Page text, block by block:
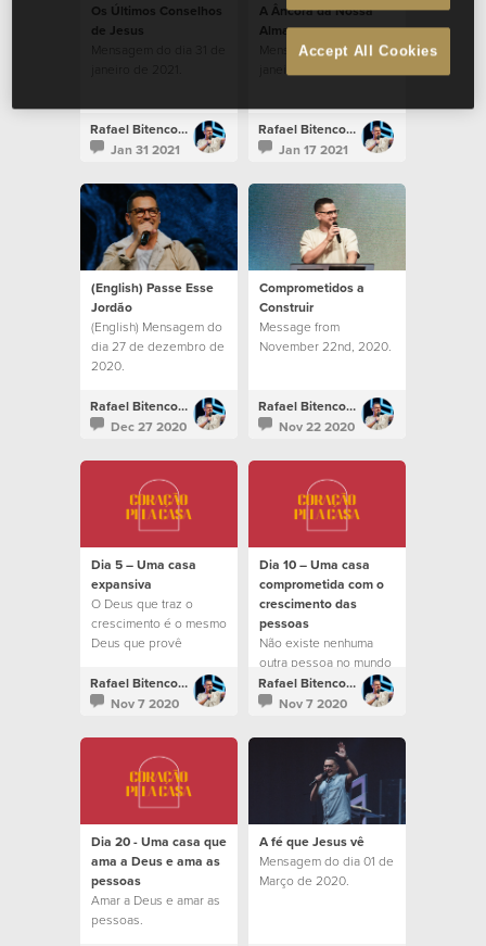
Os Últimos Conselhos
de Jesus
Mensagem do dia 31 de
janeiro de 2021.
Rafael Bitencourt
Jan 31 2021
A Âncora da Nossa
Alma
Mensagem do dia 17 de
Rafael Bitencourt
Jan 17 2021
(English) Passe Esse
Jordão
(English) Mensagem do
dia 27 de dezembro de
2020.
Rafael Bitencourt
Dec 27 2020
Comprometidos a
Construir
Message from
November 22nd, 2020.
Rafael Bitencourt
Nov 22 2020
Dia 5 – Uma casa
expansiva
O Deus que traz o
crescimento é o mesmo
Deus que provê
milagrosamente.Rafael Bitencourt
Nov 7 2020
Dia 10 – Uma casa
comprometida com o
crescimento das
pessoas
Não existe nenhuma
outra pessoa no mundo
que tenha o potencial
que você tem.
Rafael Bitencourt
Nov 7 2020
Dia 20 - Uma casa que
ama a Deus e ama as
pessoas
Amar a Deus e amar as
pessoas.
A fé que Jesus vê
Mensagem do dia 01 de
Março de 2020.
Accept All Cookies